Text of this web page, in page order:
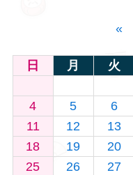
«
日 月 火
4
5 6
11
12 13
18
19 20
25
26 27